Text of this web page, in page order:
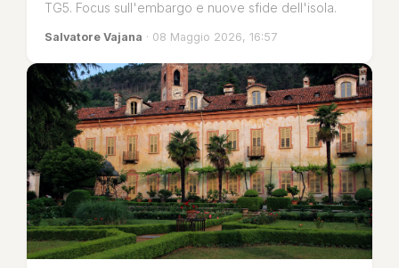
TG5. Focus sull'embargo e nuove sfide dell'isola.
Salvatore Vajana · 08 Maggio 2026, 16:57